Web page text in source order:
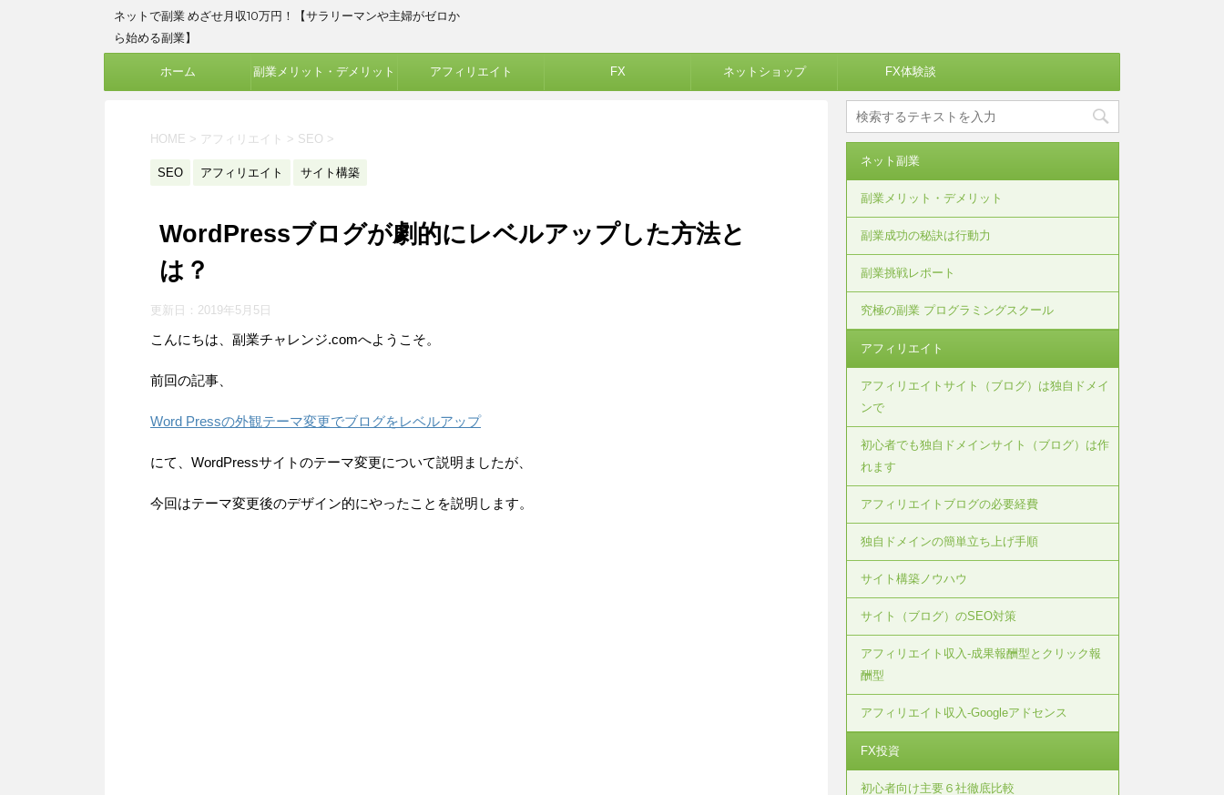
ネットで副業 めざせ月収10万円！【サラリーマンや主婦がゼロか
ら始める副業】
ホーム 副業メリット・デメリット アフィリエイト FX ネットショップ FX体験談
HOME > アフィリエイト > SEO >
SEO アフィリエイト サイト構築
WordPressブログが劇的にレベルアップした方法と
は？
更新日： 2019年5月5日
こんにちは、副業チャレンジ.comへようこそ。
前回の記事、
Word Pressの外観テーマ変更でブログをレベルアップ
にて、WordPressサイトのテーマ変更について説明ましたが、
今回はテーマ変更後のデザイン的にやったことを説明します。
ネット副業
副業メリット・デメリット
副業成功の秘訣は行動力
副業挑戦レポート
究極の副業 プログラミングスクール
アフィリエイト
アフィリエイトサイト（ブログ）は独自ドメイ
ンで
初心者でも独自ドメインサイト（ブログ）は作
れます
アフィリエイトブログの必要経費
独自ドメインの簡単立ち上げ手順
サイト構築ノウハウ
サイト（ブログ）のSEO対策
アフィリエイト収入-成果報酬型とクリック報
酬型
アフィリエイト収入-Googleアドセンス
FX投資
初心者向け主要６社徹底比較